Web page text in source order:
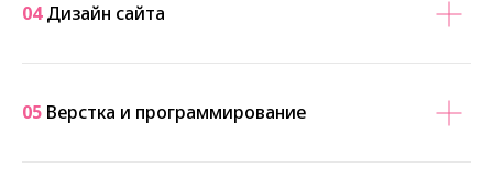
04Дизайн сайта
05 Верстка и программирование